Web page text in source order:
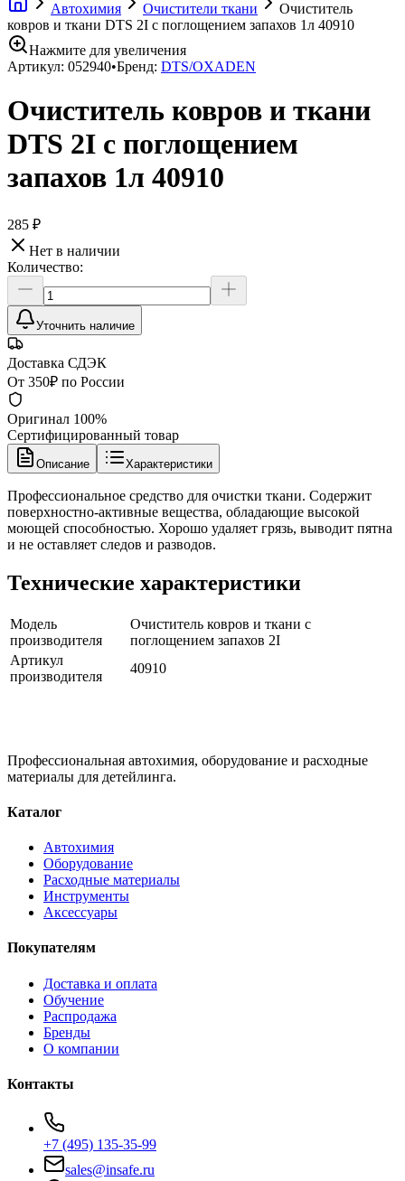
Автохимия Очистители ткани
Очиститель
ковров и ткани DTS 2I с поглощением запахов 1л 40910
Нажмите для увеличения
Артикул: 052940•Бренд: DTS/OXADEN
Очиститель ковров и ткани
DTS 2I с поглощением
запахов 1л 40910
285 ₽
Нет в наличии
Количество:
Уточнить наличие
Доставка СДЭК
От 350₽ по России
Оригинал 100%
Сертифицированный товар
Описание Характеристики
Профессиональное средство для очистки ткани. Содержит
поверхностно-активные вещества, обладающие высокой
моющей способностью. Хорошо удаляет грязь, выводит пятна
и не оставляет следов и разводов.
Технические характеристики
Модель
производителя
Очиститель ковров и ткани с
поглощением запахов 2I
Артикул
производителя
40910
Профессиональная автохимия, оборудование и расходные
материалы для детейлинга.
Каталог
Автохимия
Оборудование
Расходные материалы
Инструменты
Аксессуары
Покупателям
Доставка и оплата
Обучение
Распродажа
Бренды
О компании
Контакты
+7 (495) 135-35-99
sales@insafe.ru